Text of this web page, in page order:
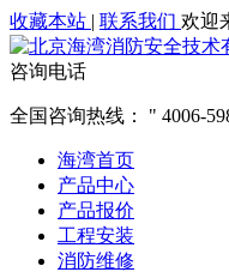
收藏本站 | 联系我们 欢迎
咨询电话
全国咨询热线： 4006-
海湾首页
产品中心
产品报价
工程安装
消防维修